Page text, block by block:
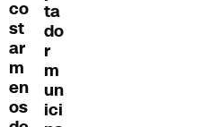
co
st
ar
m
en
os
ta
do
r
m
un
ici